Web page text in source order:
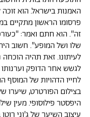
האמנות בישראל. הוא
פרסומו הראשון מתקיים
זה". הוא חתם ואמר:
שלו ושל המופע". חשוב
לעיתונו. זאת תהיה הוכחה
לגשש אחר הדופק
לחייו הדהויות של המוסף
בצילום הפורטרט, שיערו
היפסטר פילוסופי. מעין